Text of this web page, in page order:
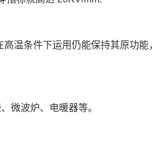
条件下运用仍能保持其原功能，
波炉、电暖器等。